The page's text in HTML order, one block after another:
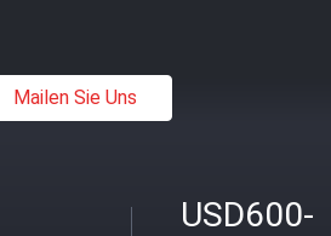
Mailen Sie Uns
USD600-